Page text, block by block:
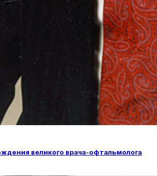
великого врача-офтальмолога